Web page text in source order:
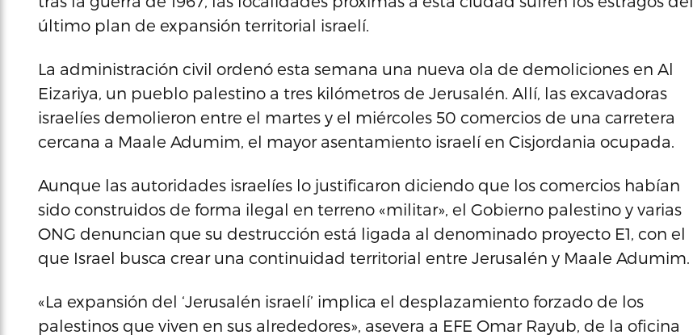
último plan de expansión territorial israelí.
La administración civil ordenó esta semana una nueva ola de demoliciones en Al
Eizariya, un pueblo palestino a tres kilómetros de Jerusalén. Allí, las excavadoras
israelíes demolieron entre el martes y el miércoles 50 comercios de una carretera
cercana a Maale Adumim, el mayor asentamiento israelí en Cisjordania ocupada.
Aunque las autoridades israelíes lo justificaron diciendo que los comercios habían
sido construidos de forma ilegal en terreno «militar», el Gobierno palestino y varias
ONG denuncian que su destrucción está ligada al denominado proyecto E1, con el
que Israel busca crear una continuidad territorial entre Jerusalén y Maale Adumim.
«La expansión del ‘Jerusalén israelí’ implica el desplazamiento forzado de los
palestinos que viven en sus alrededores», asevera a EFE Omar Rayub, de la oficina